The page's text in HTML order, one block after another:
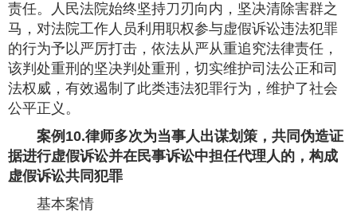
责任。人民法院始终坚持刀刃向内，坚决清除害群之
马，对法院工作人员利用职权参与虚假诉讼违法犯罪
的行为予以严厉打击，依法从严从重追究法律责任，
该判处重刑的坚决判处重刑，切实维护司法公正和司
法权威，有效遏制了此类违法犯罪行为，维护了社会
公平正义。
案例10.律师多次为当事人出谋划策，共同伪造证
据进行虚假诉讼并在民事诉讼中担任代理人的，构成
虚假诉讼共同犯罪
基本案情